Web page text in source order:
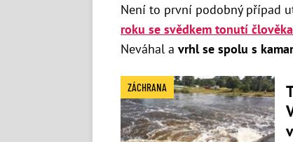
Není to první podobný případ
roku se svědkem tonutí
Neváhal a vrhl se spolu s
ZÁCHRANA